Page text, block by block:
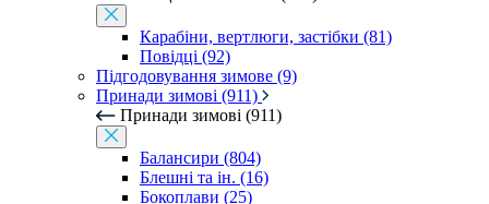
Карабіни, вертлюги, застібки (81)
Повідці (92)
Підгодовування зимове (9)
Принади зимові (911)
Принади зимові (911)
Балансири (804)
Блешні та ін. (16)
Бокоплави (25)